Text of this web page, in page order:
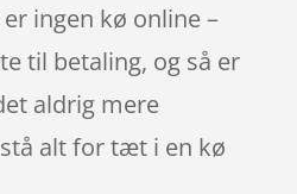
ingen kø online –
til betaling, og så er
aldrig mere
alt for tæt i en kø